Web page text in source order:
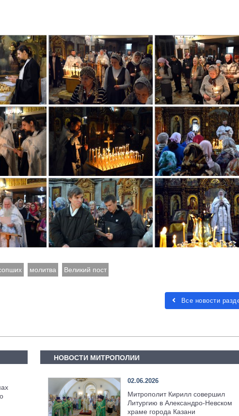
молитва Великий пост
Все новости
НОВОСТИ МИТРОПОЛИИ
02.06.2026
Митрополит Кирилл совершил
Литургию в Александро-Невском
храме города Казани